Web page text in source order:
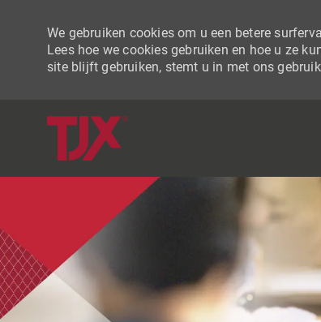
We gebruiken cookies om u een betere
Lees hoe we cookies gebruiken en hoe u ze
site blijft gebruiken, stemt u in met ons